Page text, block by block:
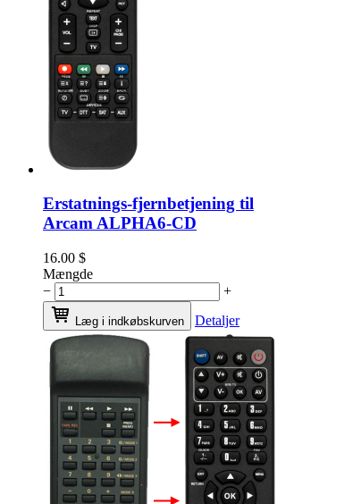
Erstatnings-fjernbetjening til
Arcam ALPHA6-CD
16.00 $
Mængde
−
+
Læg i indkøbskurven Detaljer